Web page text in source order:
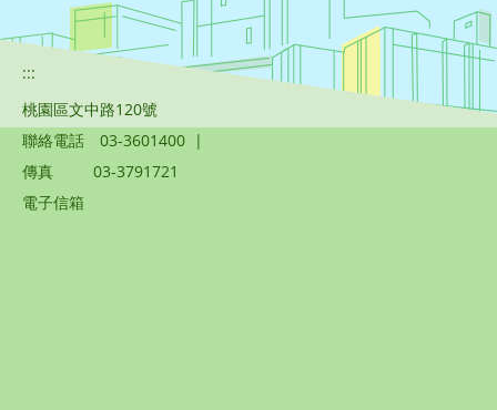
:::
桃園區文中路120號
聯絡電話
03-3601400 |
傳真
03-3791721
電子信箱